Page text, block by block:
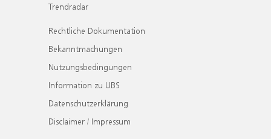
Trendradar
Rechtliche Dokumentation
Bekanntmachungen
Nutzungsbedingungen
Information zu UBS
Datenschutzerklärung
Disclaimer / Impressum